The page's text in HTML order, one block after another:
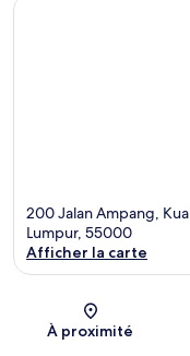
200 Jalan Ampang,
Lumpur, 55000
Afficher la carte
À proximité